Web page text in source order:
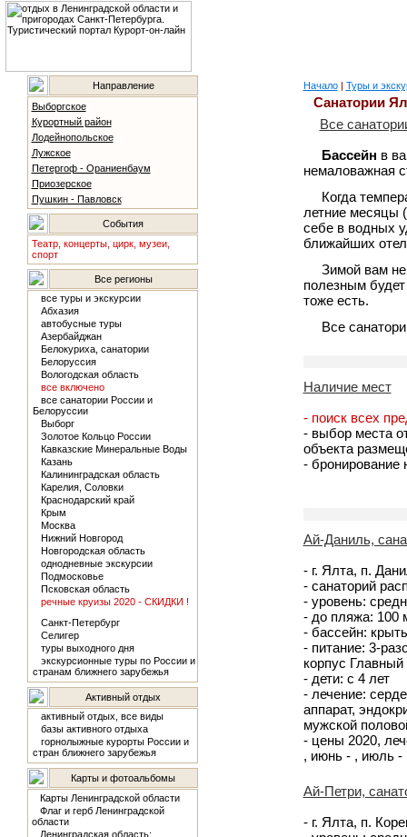
Направление
Выборгское
Курортный район
Лодейнопольское
Лужское
Петергоф - Ораниенбаум
Приозерское
Пушкин - Павловск
События
Театр, концерты, цирк, музеи,
спорт
Все регионы
все туры и экскурсии
Абхазия
автобусные туры
Азербайджан
Белокуриха, санатории
Белоруссия
Вологодская область
все включено
все санатории России и
Белоруссии
Выборг
Золотое Кольцо России
Кавказские Минеральные Воды
Казань
Калининградская область
Карелия, Соловки
Краснодарский край
Крым
Москва
Нижний Новгород
Новгородская область
однодневные экскурсии
Подмосковье
Псковская область
речные круизы 2020 - СКИДКИ !
Санкт-Петербург
Селигер
туры выходного дня
экскурсионные туры по России и
странам ближнего зарубежья
Активный отдых
активный отдых, все виды
базы активного отдыха
горнолыжные курорты России и
стран ближнего зарубежья
Карты и фотоальбомы
Карты Ленинградской области
Флаг и герб Ленинградской
области
Ленинградская область:
Начало| Туры и
Санатории
Все
Бассейн в
немаловажная
Когда
летние месяцы
себе в водных
ближайших
Зимой вам
полезным
тоже есть.
Все
Наличие мест
- поиск всех
- выбор места
объекта
- бронирование
Ай-Даниль,
- г. Ялта, п.
- санаторий
- уровень:
- до пляжа: 100
- бассейн:
- питание: 3-
корпус Главный
- дети: с 4 лет
- лечение:
аппарат,
мужской
- цены 2020,
, июнь - , июль -
Ай-Петри,
- г. Ялта, п.